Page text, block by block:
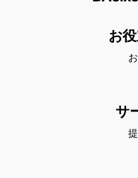
お
サ